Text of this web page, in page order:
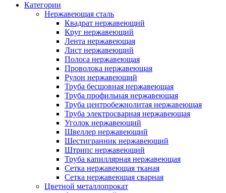
Категории
Нержавеющая сталь
Квадрат нержавеющий
Круг нержавеющий
Лента нержавеющая
Лист нержавеющий
Полоса нержавеющая
Проволока нержавеющая
Рулон нержавеющий
Труба бесшовная нержавеющая
Труба профильная нержавеющая
Труба центробежнолитая нержавеющая
Труба электросварная нержавеющая
Уголок нержавеющий
Швеллер нержавеющий
Шестигранник нержавеющий
Штрипс нержавеющий
Труба капиллярная нержавеющая
Сетка нержавеющая тканая
Сетка нержавеющая сварная
Цветной металлопрокат